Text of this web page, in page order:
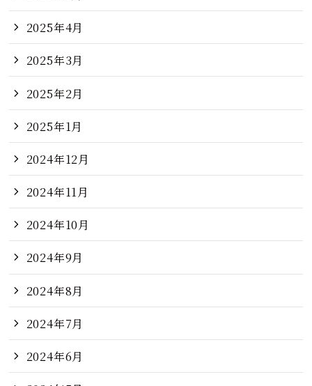
2025年4月
2025年3月
2025年2月
2025年1月
2024年12月
2024年11月
2024年10月
2024年9月
2024年8月
2024年7月
2024年6月